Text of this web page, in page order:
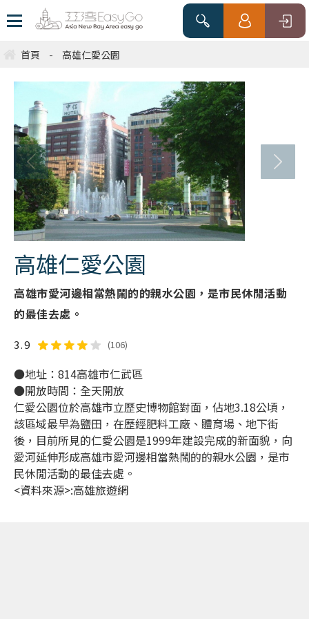
首頁 - 高雄仁愛公園
高雄仁愛公園
高雄市愛河邊相當熱鬧的的親水公園，是市民休閒活動
的最佳去處。
3.9 (106)
●地址：814高雄市仁武區
●開放時間：全天開放
仁愛公園位於高雄市立歷史博物館對面，佔地3.18公頃，
該區域最早為鹽田，在歷經肥料工廠、體育場、地下街
後，目前所見的仁愛公園是1999年建設完成的新面貌，向
愛河延伸形成高雄市愛河邊相當熱鬧的的親水公園，是市
民休閒活動的最佳去處。
<資料來源>:高雄旅遊網